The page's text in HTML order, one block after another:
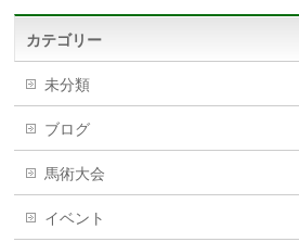
カテゴリー
未分類
ブログ
馬術大会
イベント